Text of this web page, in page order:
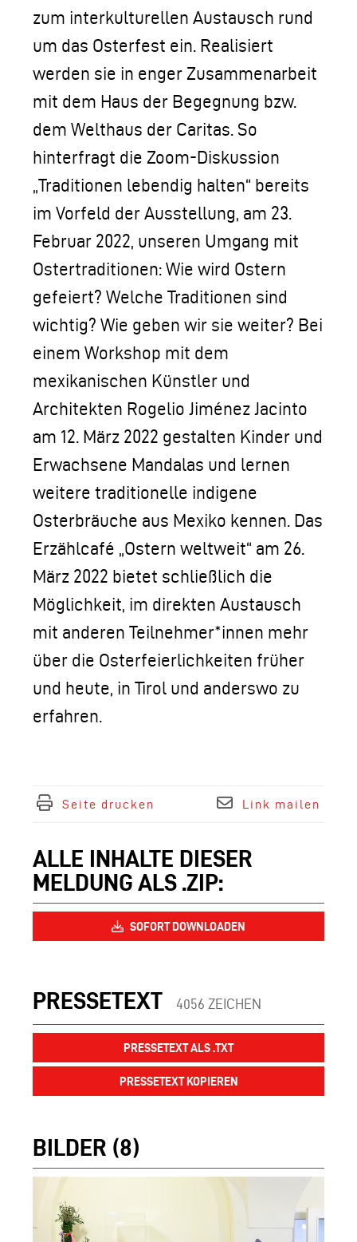
zum interkulturellen Austausch rund
um das Osterfest ein. Realisiert
werden sie in enger Zusammenarbeit
mit dem Haus der Begegnung bzw.
dem Welthaus der Caritas. So
hinterfragt die Zoom-Diskussion
„Traditionen lebendig halten“ bereits
im Vorfeld der Ausstellung, am 23.
Februar 2022, unseren Umgang mit
Ostertraditionen: Wie wird Ostern
gefeiert? Welche Traditionen sind
wichtig? Wie geben wir sie weiter? Bei
einem Workshop mit dem
mexikanischen Künstler und
Architekten Rogelio Jiménez Jacinto
am 12. März 2022 gestalten Kinder und
Erwachsene Mandalas und lernen
weitere traditionelle indigene
Osterbräuche aus Mexiko kennen. Das
Erzählcafé „Ostern weltweit“ am 26.
März 2022 bietet schließlich die
Möglichkeit, im direkten Austausch
mit anderen Teilnehmer*innen mehr
über die Osterfeierlichkeiten früher
und heute, in Tirol und anderswo zu
erfahren.
Seite drucken Link mailen
ALLE INHALTE DIESER
MELDUNG ALS .ZIP:
SOFORT DOWNLOADEN
PRESSETEXT 4056 ZEICHEN
PRESSETEXT ALS .TXT
PRESSETEXT KOPIEREN
BILDER (8)